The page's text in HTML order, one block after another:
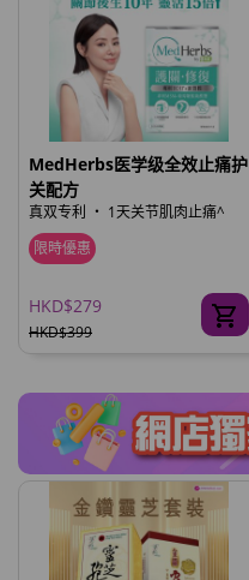
MedHerbs医学级全效止痛护
关配方
真双专利 ‧ 1天关节肌肉止痛^
限時優惠
HKD$279
HKD$399